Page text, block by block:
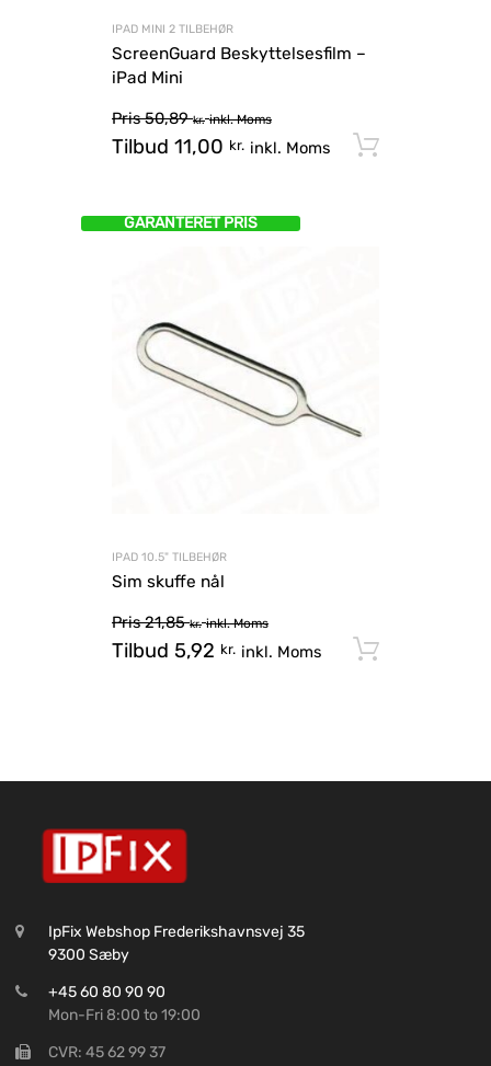
IPAD MINI 2 TILBEHØR
ScreenGuard Beskyttelsesfilm –
iPad Mini
Pris50,89kr. inkl. Moms
Tilbud 11,00 kr. inkl. Moms
GARANTERET PRIS
IPAD 10.5" TILBEHØR
Sim skuffe nål
Pris21,85kr. inkl. Moms
Tilbud 5,92 kr. inkl. Moms
IpFix Webshop Frederikshavnsvej 35
9300 Sæby
+45 60 80 90 90
Mon-Fri 8:00 to 19:00
CVR: 45 62 99 37